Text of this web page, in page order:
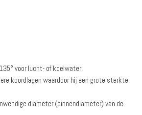
voor lucht- of koelwater.
koordlagen waardoor hij een grote sterkte
diameter (binnendiameter) van de